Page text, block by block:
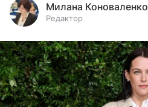
Милана Коноваленко
Редактор